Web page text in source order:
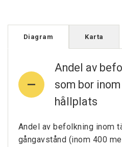
Diagram Karta
Andel av
som bor
hållplats
Andel av befolkning inom
gångavstånd (inom 400